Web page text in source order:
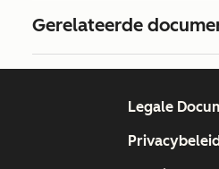
Gerelateerde
Legale
Privacybeleid